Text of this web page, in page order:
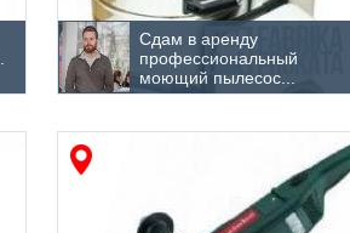
Сдам в аренду
профессиональный
моющий пылесос...